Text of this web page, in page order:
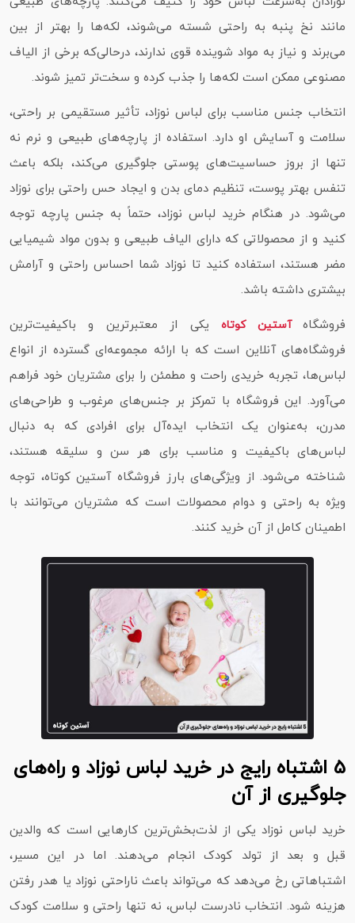
مانند نخ پنبه به‌ راحتی شسته می‌شوند، لکه‌ها را بهتر از بین
می‌برند و نیاز به مواد شوینده قوی ندارند، درحالی‌که برخی از الیاف
مصنوعی ممکن است لکه‌ها را جذب کرده و سخت‌تر تمیز شوند.
انتخاب جنس مناسب برای لباس نوزاد، تأثیر مستقیمی بر راحتی،
سلامت و آسایش او دارد. استفاده از پارچه‌های طبیعی و نرم نه‌
تنها از بروز حساسیت‌های پوستی جلوگیری می‌کند، بلکه باعث
تنفس بهتر پوست، تنظیم دمای بدن و ایجاد حس راحتی برای نوزاد
می‌شود. در هنگام خرید لباس نوزاد، حتماً به جنس پارچه توجه
کنید و از محصولاتی که دارای الیاف طبیعی و بدون مواد شیمیایی
مضر هستند، استفاده کنید تا نوزاد شما احساس راحتی و آرامش
بیشتری داشته باشد.
فروشگاهآستین کوتاهیکی از معتبرترین و باکیفیت‌ترین
فروشگاه‌های آنلاین است که با ارائه مجموعه‌ای گسترده از انواع
لباس‌ها، تجربه خریدی راحت و مطمئن را برای مشتریان خود فراهم
می‌آورد. این فروشگاه با تمرکز بر جنس‌های مرغوب و طراحی‌های
مدرن، به‌عنوان یک انتخاب ایده‌آل برای افرادی که به دنبال
لباس‌های باکیفیت و مناسب برای هر سن و سلیقه هستند،
شناخته می‌شود. از ویژگی‌های بارز فروشگاه آستین کوتاه، توجه
ویژه به راحتی و دوام محصولات است که مشتریان می‌توانند با
اطمینان کامل از آن خرید کنند.
5 اشتباه رایج در خرید لباس نوزاد و راه‌های
جلوگیری از آن
خرید لباس نوزاد یکی از لذت‌بخش‌ترین کارهایی است که والدین
قبل و بعد از تولد کودک انجام می‌دهند. اما در این مسیر،
اشتباهاتی رخ می‌دهد که می‌تواند باعث ناراحتی نوزاد یا هدر رفتن
هزینه شود. انتخاب نادرست لباس، نه‌ تنها راحتی و سلامت کودک